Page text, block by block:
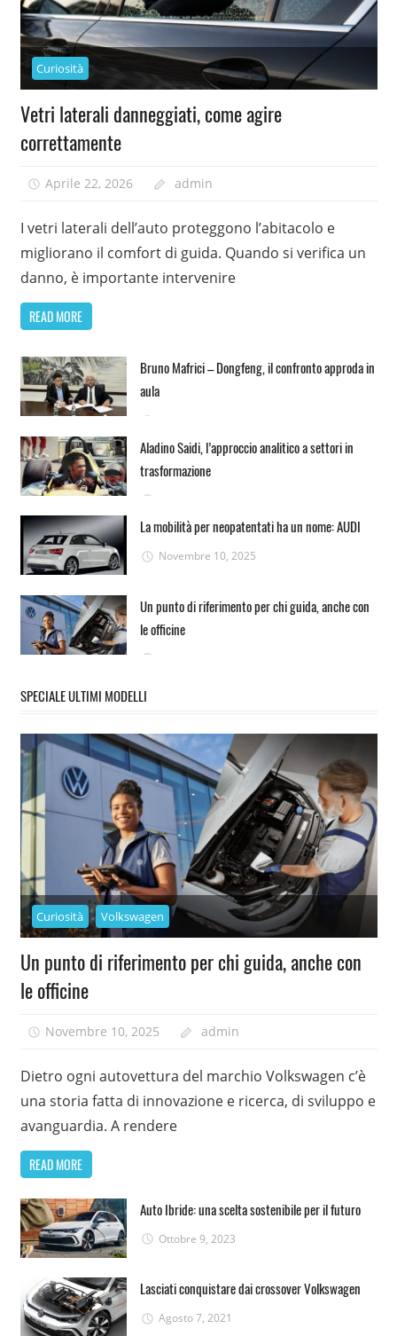
Curiosità
Vetri laterali danneggiati, come agire
correttamente
Aprile 22, 2026 admin
I vetri laterali dell’auto proteggono l’abitacolo e
migliorano il comfort di guida. Quando si verifica un
danno, è importante intervenire
READ MORE
Bruno Mafrici – Dongfeng, il confronto approda in
aula
Aladino Saidi, l’approccio analitico a settori in
trasformazione
La mobilità per neopatentati ha un nome: AUDI
Novembre 10, 2025
Un punto di riferimento per chi guida, anche con
le officine
SPECIALE ULTIMI MODELLI
Curiosità Volkswagen
Un punto di riferimento per chi guida, anche con
le officine
Novembre 10, 2025 admin
Dietro ogni autovettura del marchio Volkswagen c’è
una storia fatta di innovazione e ricerca, di sviluppo e
avanguardia. A rendere
READ MORE
Auto Ibride: una scelta sostenibile per il futuro
Ottobre 9, 2023
Lasciati conquistare dai crossover Volkswagen
Agosto 7, 2021